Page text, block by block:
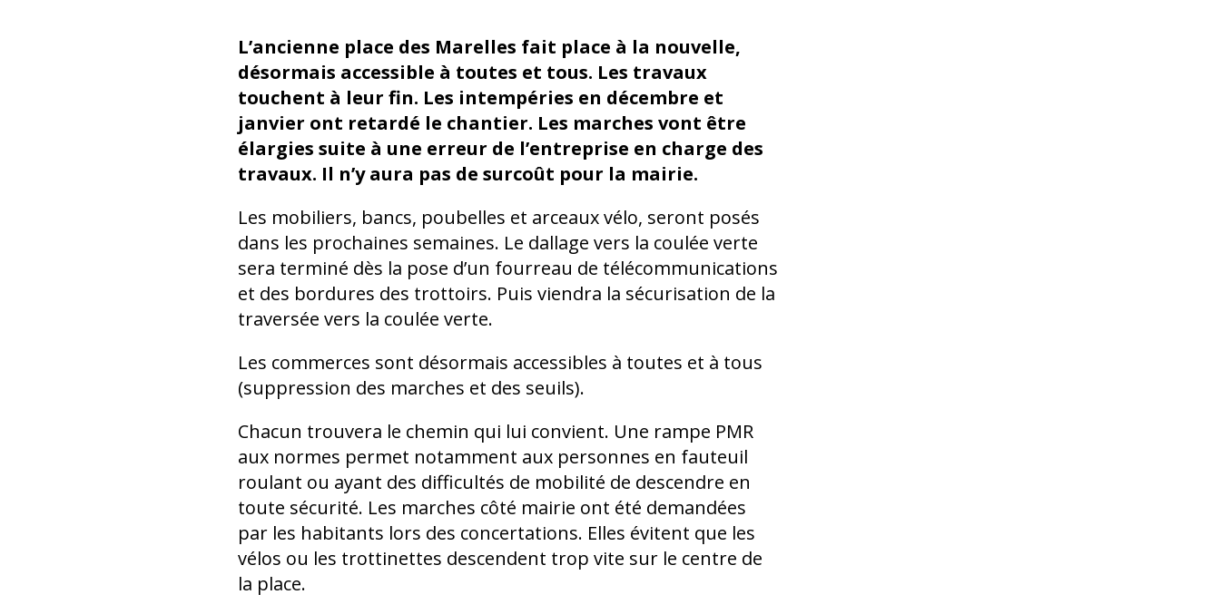
L’ancienne place des Marelles fait place à la nouvelle,
désormais accessible à toutes et tous. Les travaux
touchent à leur fin. Les intempéries en décembre et
janvier ont retardé le chantier. Les marches vont être
élargies suite à une erreur de l’entreprise en charge des
travaux. Il n’y aura pas de surcoût pour la mairie.
Les mobiliers, bancs, poubelles et arceaux vélo, seront posés
dans les prochaines semaines. Le dallage vers la coulée verte
sera terminé dès la pose d’un fourreau de télécommunications
et des bordures des trottoirs. Puis viendra la sécurisation de la
traversée vers la coulée verte.
Les commerces sont désormais accessibles à toutes et à tous
(suppression des marches et des seuils).
Chacun trouvera le chemin qui lui convient. Une rampe PMR
aux normes permet notamment aux personnes en fauteuil
roulant ou ayant des difficultés de mobilité de descendre en
toute sécurité. Les marches côté mairie ont été demandées
par les habitants lors des concertations. Elles évitent que les
vélos ou les trottinettes descendent trop vite sur le centre de
la place.